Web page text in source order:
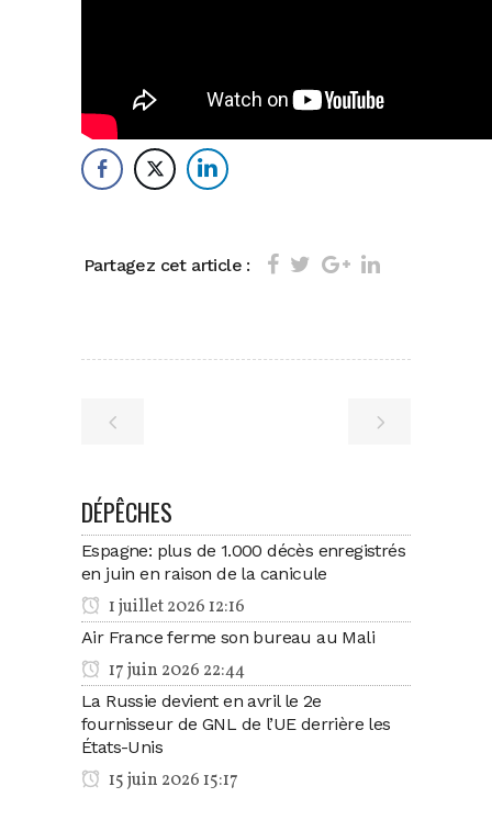
Partagez cet article :
DÉPÊCHES
Espagne: plus de 1.000 décès enregistrés
en juin en raison de la canicule
1 juillet 2026 12:16
Air France ferme son bureau au Mali
17 juin 2026 22:44
La Russie devient en avril le 2e
fournisseur de GNL de l’UE derrière les
États-Unis
15 juin 2026 15:17